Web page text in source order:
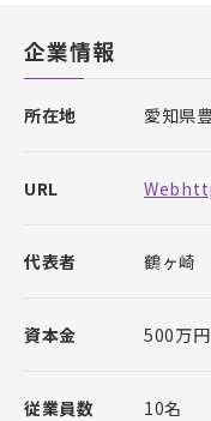
企業情報
所在地 愛知県
URL
代表者 鶴ヶ崎
資本金 500万円
従業員数 10名